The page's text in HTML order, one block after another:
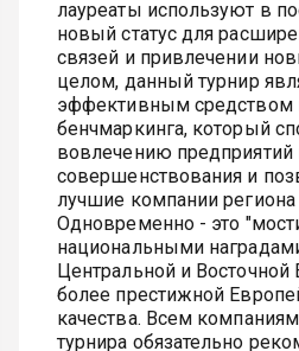
лауреаты используют в
новый статус для
связей и привлечении
целом, данный турнир
эффективным средством
бенчмаркинга, который
вовлечению
совершенствования и
лучшие компании
Одновременно - это
национальными
Центральной и
более престижной
качества. Всем
турнира обязательно